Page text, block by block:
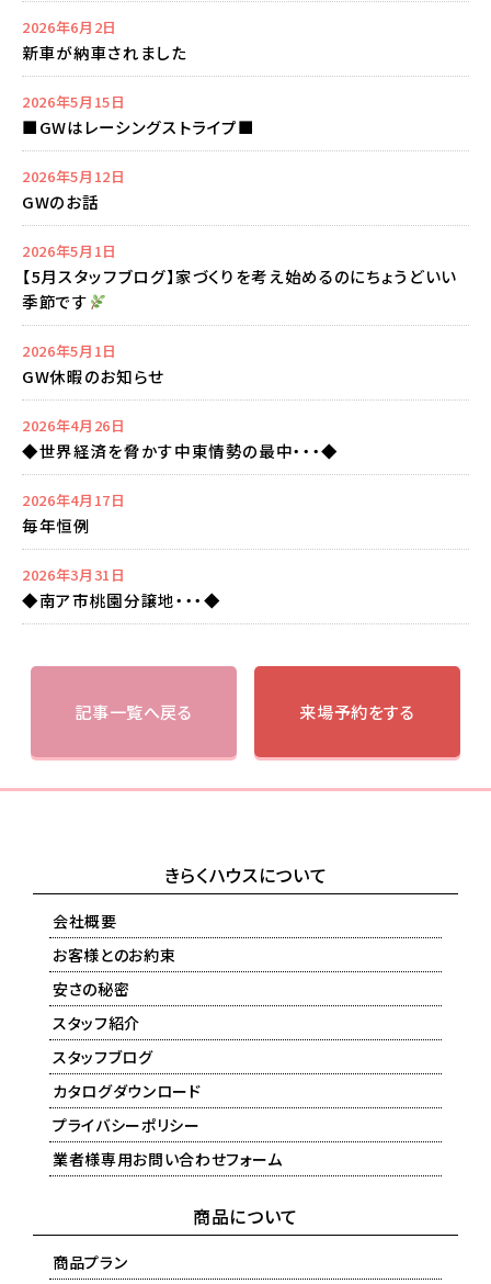
2026年6月2日
新車が納車されました
2026年5月15日
■GWはレーシングストライプ■
2026年5月12日
GWのお話
2026年5月1日
【5月スタッフブログ】家づくりを考え始めるのにちょうどいい
季節です
2026年5月1日
GW休暇のお知らせ
2026年4月26日
◆世界経済を脅かす中東情勢の最中・・・◆
2026年4月17日
毎年恒例
2026年3月31日
◆南ア市桃園分譲地・・・◆
記事一覧へ戻る 来場予約をする
きらくハウスについて
会社概要
お客様とのお約束
安さの秘密
スタッフ紹介
スタッフブログ
カタログダウンロード
プライバシーポリシー
業者様専用お問い合わせフォーム
商品について
商品プラン